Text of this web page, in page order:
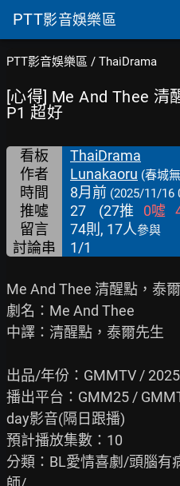
PTT影音娛樂區
PTT影音娛樂區 / ThaiDrama
[心得] Me And Thee 清
P1 超好
看板
ThaiDrama
作者
Lunakaoru (春城
時間 8月前 (2025/11/16
推噓 27 (27推 0噓
留言
74則, 17人參與
討論串 1/1
Me And Thee 清醒點，泰
劇名：Me And Thee
中譯：清醒點，泰爾先生
出品/年份：GMMTV / 2025
播出平台：GMM25 /
day影音(隔日跟播)
預計播放集數：10
分類：BL愛情喜劇/頭腦有